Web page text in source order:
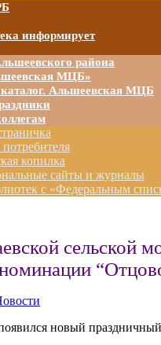
информирует
района
МЦБ»
Альшеевская МЦБ
копилка
сайты и журналы
с «Федеральным
сельской
новый